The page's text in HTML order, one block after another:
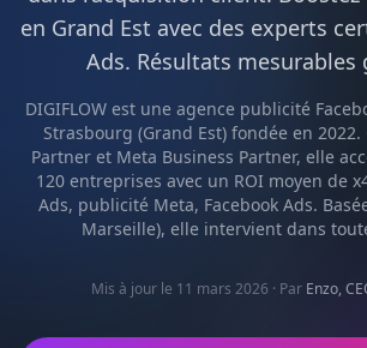
en Grand Est avec des experts
Ads. Résultats mesurables
DIGIFLOW est une agence publicité
Strasbourg (Grand Est) fondée en
Partner et Meta Business Partner, elle
120 entreprises avec un ROI moyen de
Ads, publicité Meta, Facebook Ads.
Marseille), elle intervient dans
Mis à jour le 11 mars 2026 · Par Enzo,